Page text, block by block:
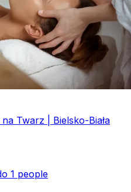
Twarz | Bielsko-Biała
1 people